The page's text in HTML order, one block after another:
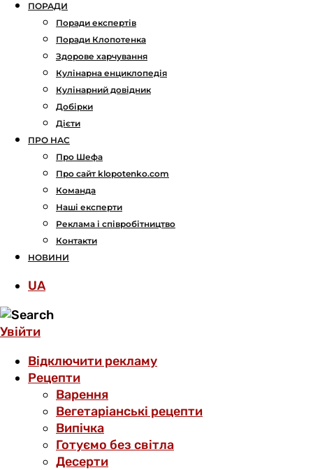
ПОРАДИ
Поради експертів
Поради Клопотенка
Здорове харчування
Кулінарна енциклопедія
Кулінарний довідник
Добірки
Дієти
ПРО НАС
Про Шефа
Про сайт klopotenko.com
Команда
Наші експерти
Реклама і співробітництво
Контакти
НОВИНИ
UA
Увійти
Відключити рекламу
Рецепти
Варення
Вегетаріанські рецепти
Випічка
Готуємо без світла
Десерти